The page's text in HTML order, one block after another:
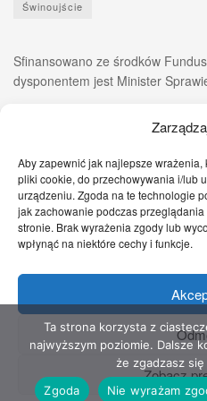
Aby zapewnić jak najlepsze
pliki cookie, do przechowywania i/lub
urządzeniu. Zgoda na te technologie
jak zachowanie podczas
stronie. Brak wyrażenia zgody lub
wpłynąć na niektóre cechy i funkcje.
Zobacz
Świnoujście
Sfinansowano ze środków
dysponentem jest Minister
Zgłoś nam! Szczecińskie
Prawo
Pomoc Prawna
Copyright © 2022 Stowarzyszenie
zastrzeżone
Ta strona korzysta z
najwyższym poziomie. Dalsze
że zgadzasz
Zgoda
Nie wyrażam